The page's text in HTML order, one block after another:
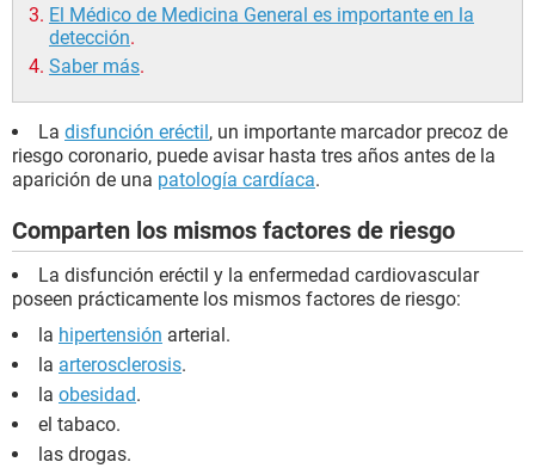
El Médico de Medicina General es importante en la
detección.
Saber más.
La disfunción eréctil , un importante marcador precoz de
riesgo coronario, puede avisar hasta tres años antes de la
aparición de una patología cardíaca.
Comparten los mismos factores de riesgo
La disfunción eréctil y la enfermedad cardiovascular
poseen prácticamente los mismos factores de riesgo:
la hipertensión arterial.
la arterosclerosis.
la obesidad.
el tabaco.
las drogas.